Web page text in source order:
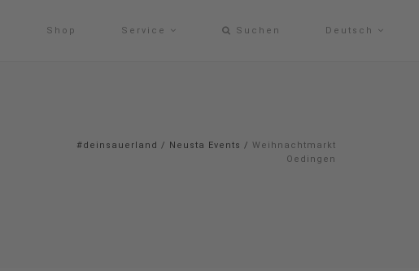
Shop Service Suchen Deutsch
#deinsauerland / Neusta Events / Weihnachtmarkt
Oedingen